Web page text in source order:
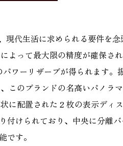
現代生活に求められる要件を念
よって最大限の精度が確保さ
ワーリザーブが得られます。
このブランドの名高いパノラ
に配置された 2 枚の表示ディ
付けられており、中央に分離バ
です。